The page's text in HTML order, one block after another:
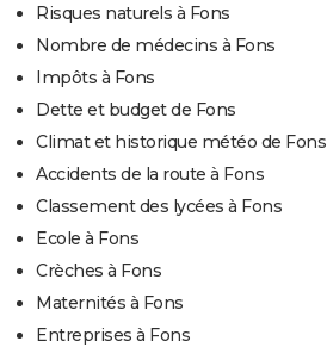
Risques naturels à Fons
Nombre de médecins à Fons
Impôts à Fons
Dette et budget de Fons
Climat et historique météo de Fons
Accidents de la route à Fons
Classement des lycées à Fons
Ecole à Fons
Crèches à Fons
Maternités à Fons
Entreprises à Fons